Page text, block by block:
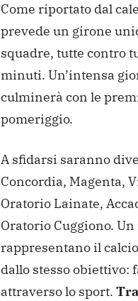
Come riportato dal
prevede un girone
squadre, tutte contro
minuti. Un’intensa
culminerà con le
pomeriggio.
A sfidarsi saranno
Concordia, Magenta,
Oratorio Lainate,
Oratorio Cuggiono.
rappresentano il
dallo stesso obiettivo:
attraverso lo sport.